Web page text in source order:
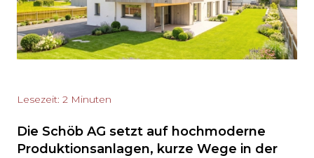
Lesezeit: 2 Minuten
Die Schöb AG setzt auf hochmoderne
Produktionsanlagen, kurze Wege in der